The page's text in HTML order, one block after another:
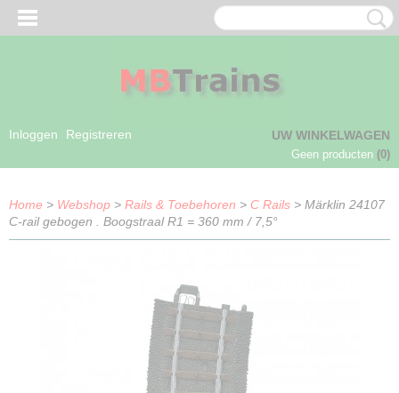
Inloggen Registreren UW WINKELWAGEN
Geen producten (0)
Home > Webshop > Rails & Toebehoren > C Rails > Märklin 24107
C-rail gebogen . Boogstraal R1 = 360 mm / 7,5°